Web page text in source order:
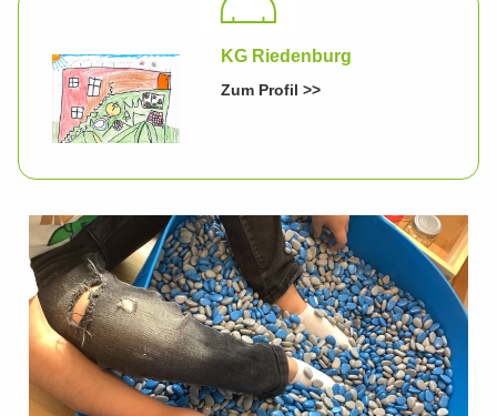
KG Riedenburg
Zum Profil >>